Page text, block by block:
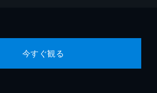
今すぐ観る